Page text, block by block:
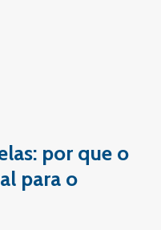
por que o
para o